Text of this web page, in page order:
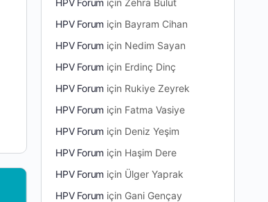
HPV Forum için Bayram Cihan
HPV Forum için Nedim Sayan
HPV Forum için Erdinç Dinç
HPV Forum için Rukiye Zeyrek
HPV Forum için Fatma Vasiye
HPV Forum için Deniz Yeşim
HPV Forum için Haşim Dere
HPV Forum için Ülger Yaprak
HPV Forum için Gani Gençay